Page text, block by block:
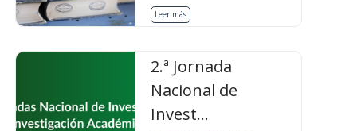
Leer más
2.ª Jornada
Nacional de
Invest...